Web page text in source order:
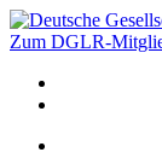
Zum DGLR-